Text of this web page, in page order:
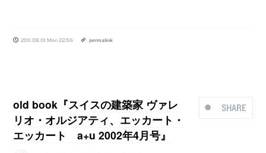
2011.08.01 Mon 22:56 permalink
SHARE
old book『スイスの建築家 ヴァレ
リオ・オルジアティ、エッカート・
エッカート a+u 2002年4月号』